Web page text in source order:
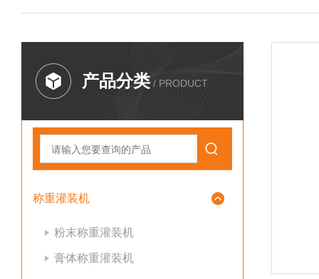
产品分类 / PRODUCT
称重灌装机
粉末称重灌装机
膏体称重灌装机